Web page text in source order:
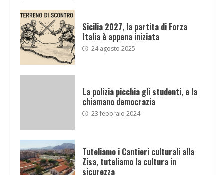
Sicilia 2027, la partita di Forza
Italia è appena iniziata
24 agosto 2025
La polizia picchia gli studenti, e la
chiamano democrazia
23 febbraio 2024
Tuteliamo i Cantieri culturali alla
Zisa, tuteliamo la cultura in
sicurezza